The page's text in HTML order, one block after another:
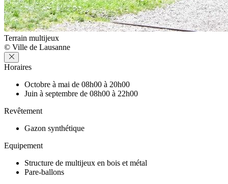
Terrain multijeux
© Ville de Lausanne
Horaires
Octobre à mai de 08h00 à 20h00
Juin à septembre de 08h00 à 22h00
Revêtement
Gazon synthétique
Equipement
Structure de multijeux en bois et métal
Pare-ballons